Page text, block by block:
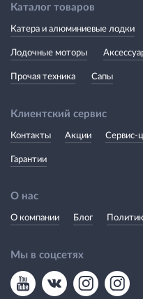
Каталог товаров
Катера и алюминиевые лодки
Лодочные моторы
Прочая техника Сапы
Клиентский сервис
Контакты Акции Сервис-
Гарантии
О нас
О компании Блог
Мы в соцсетях